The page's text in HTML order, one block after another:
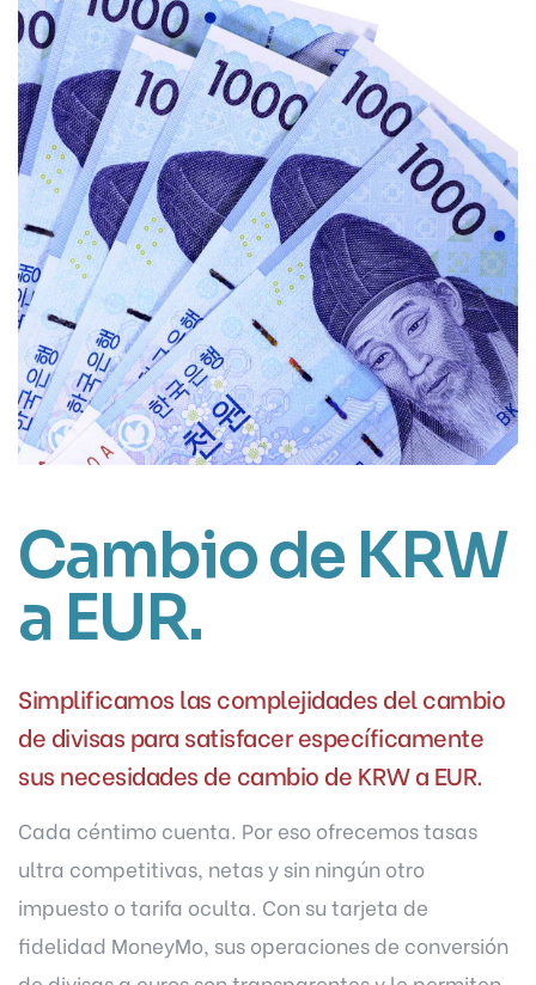
Cambio de KRW
a EUR.
Simplificamos las complejidades del cambio
de divisas para satisfacer específicamente
sus necesidades de cambio de KRW a EUR.
Cada céntimo cuenta. Por eso ofrecemos tasas
ultra competitivas, netas y sin ningún otro
impuesto o tarifa oculta. Con su tarjeta de
fidelidad MoneyMo, sus operaciones de conversión